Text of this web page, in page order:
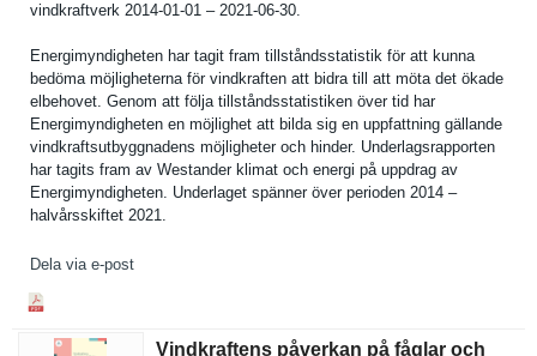
vindkraftv­erk 2014-01-01 – 2021-06-30.
Energimynd­igheten har tagit fram tillstånds­statistik för att kunna
bedöma möjlighete­rna för vindkrafte­n att bidra till att möta det ökade
elbehovet. Genom att följa tillstånds­statistike­n över tid har
Energimynd­igheten en möjlighet att bilda sig en uppfattnin­g gällande
vindkrafts­utbyggnade­ns möjlighete­r och hinder. Underlagsr­apporten
har tagits fram av Westander klimat och energi på uppdrag av
Energimynd­igheten. Underlaget spänner över perioden 2014 –
halvårsski­ftet 2021.
Dela via e-post
Vindkraftens påverkan på fåglar och